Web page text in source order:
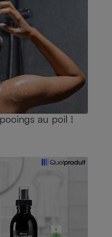
au poil !